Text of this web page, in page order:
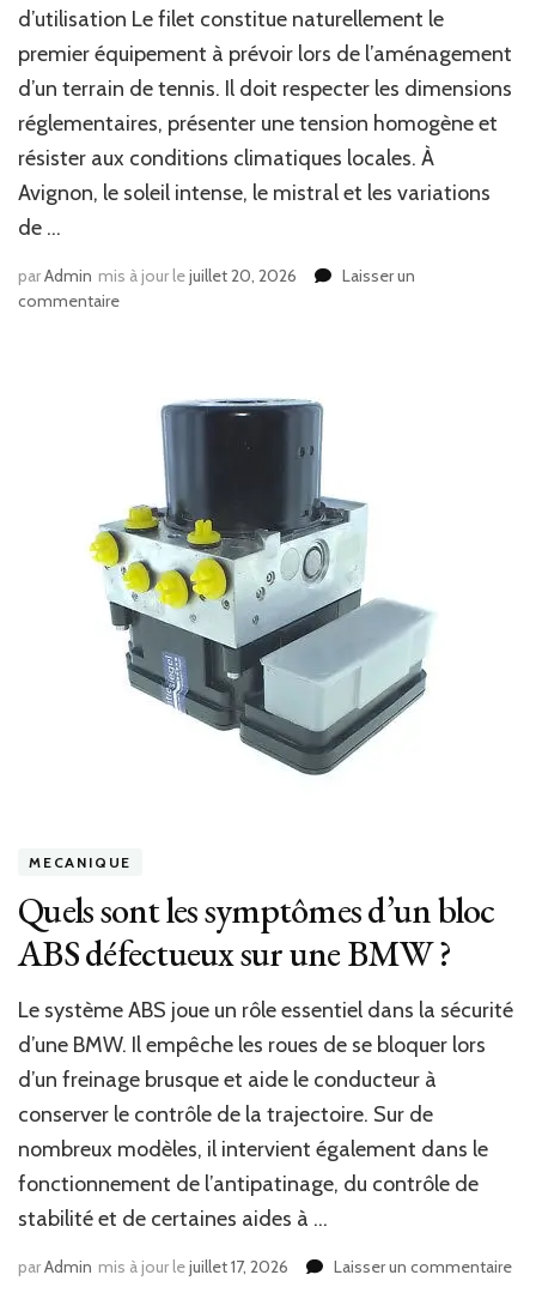
d’utilisation Le filet constitue naturellement le
premier équipement à prévoir lors de l’aménagement
d’un terrain de tennis. Il doit respecter les dimensions
réglementaires, présenter une tension homogène et
résister aux conditions climatiques locales. À
Avignon, le soleil intense, le mistral et les variations
de …
parAdmin mis à jour lejuillet 20, 2026
Laisser un
commentairesur
construction
de
tennis
à
Avignon
?
MECANIQUE
Quels sont les symptômes d’un bloc
ABS défectueux sur une BMW ?
Le système ABS joue un rôle essentiel dans la sécurité
d’une BMW. Il empêche les roues de se bloquer lors
d’un freinage brusque et aide le conducteur à
conserver le contrôle de la trajectoire. Sur de
nombreux modèles, il intervient également dans le
fonctionnement de l’antipatinage, du contrôle de
stabilité et de certaines aides à …
parAdmin mis à jour lejuillet 17, 2026 Laisser un commentairesur